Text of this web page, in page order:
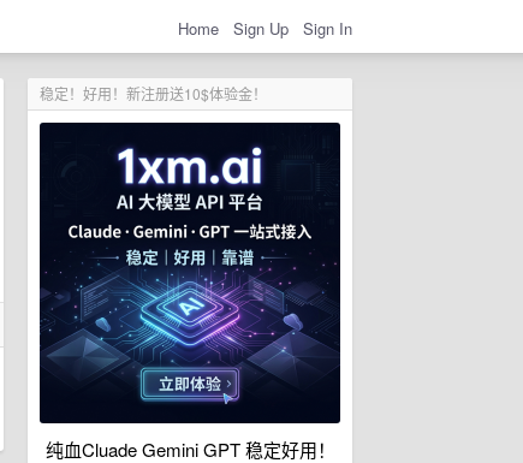
Home Sign Up Sign In
稳定！好用！新注册送10$体验金！
纯血Cluade Gemini GPT 稳定好用！